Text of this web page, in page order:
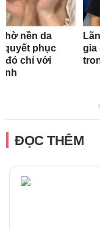
nền da
quyết phục
đỏ chỉ với
gia
ĐỌC THÊM